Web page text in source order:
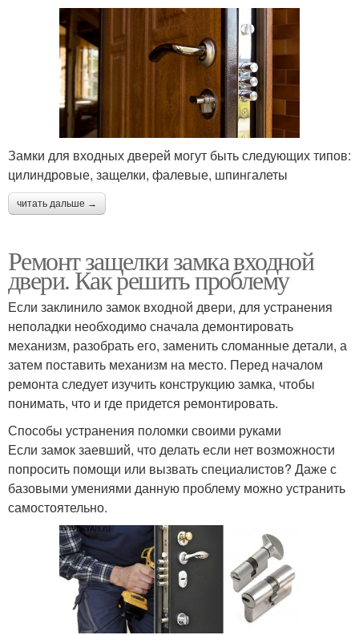
Замки для входных дверей могут быть следующих типов:
цилиндровые, защелки, фалевые, шпингалеты
читать дальше →
Ремонт защелки замка входной
двери. Как решить проблему
Если заклинило замок входной двери, для устранения
неполадки необходимо сначала демонтировать
механизм, разобрать его, заменить сломанные детали, а
затем поставить механизм на место. Перед началом
ремонта следует изучить конструкцию замка, чтобы
понимать, что и где придется ремонтировать.
Способы устранения поломки своими руками
Если замок заевший, что делать если нет возможности
попросить помощи или вызвать специалистов? Даже с
базовыми умениями данную проблему можно устранить
самостоятельно.